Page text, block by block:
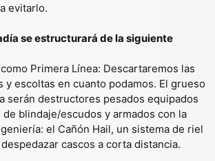
evitarlo.
se estructurará de la siguiente
Primera Línea: Descartaremos las
y escoltas en cuanto podamos. El grueso
serán destructores pesados equipados
blindaje/escudos y armados con la
el Cañón Hail, un sistema de riel
cascos a corta distancia.